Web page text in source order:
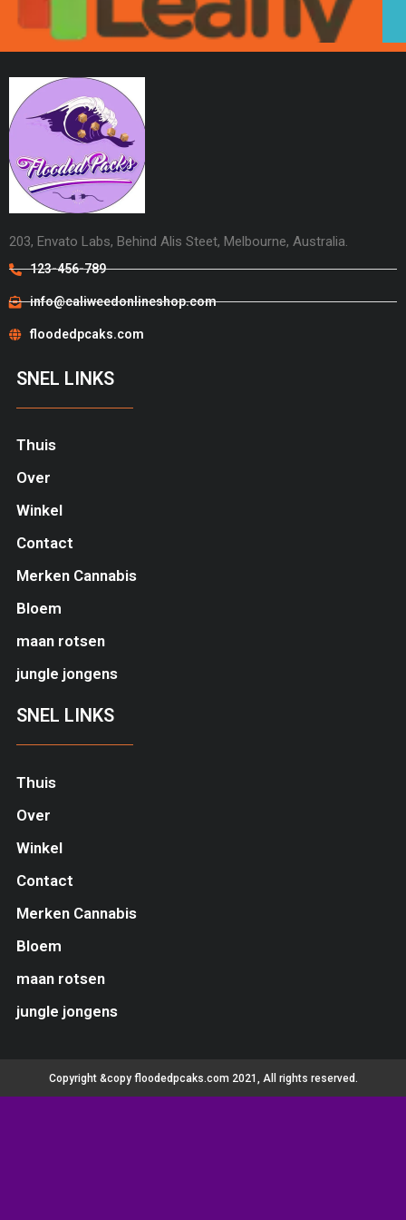
203, Envato Labs, Behind Alis Steet, Melbourne, Australia.
123-456-789
info@caliweedonlineshop.com
floodedpcaks.com
SNEL LINKS
Thuis
Over
Winkel
Contact
Merken Cannabis
Bloem
maan rotsen
jungle jongens
SNEL LINKS
Thuis
Over
Winkel
Contact
Merken Cannabis
Bloem
maan rotsen
jungle jongens
Copyright &copy floodedpcaks.com 2021, All rights reserved.